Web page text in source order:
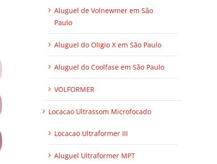
Aluguel de Volnewmer em São
Paulo
Aluguel do Oligio X em São Paulo
Aluguel do Coolfase em São Paulo
VOLFORMER
Locacao Ultrassom Microfocado
Locacao Ultraformer III
Aluguel Ultraformer MPT